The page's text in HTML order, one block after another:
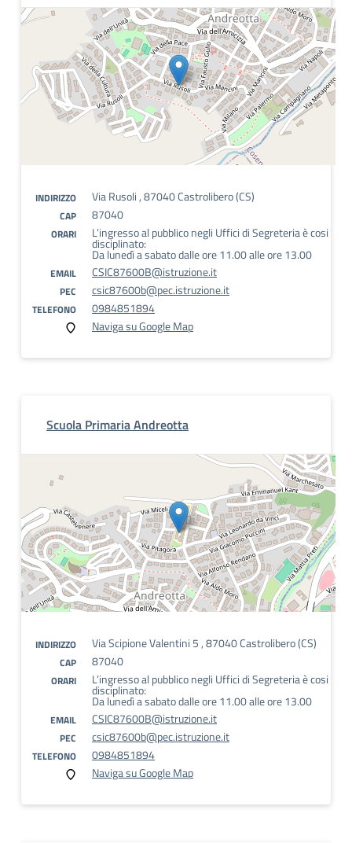
INDIRIZZO Via Rusoli , 87040 Castrolibero (CS)
CAP 87040
ORARI L’ingresso al pubblico negli Uffici di Segreteria è cosi
disciplinato:
Da lunedì a sabato dalle ore 11.00 alle ore 13.00
EMAIL CSIC87600B@istruzione.it
PEC csic87600b@pec.istruzione.it
TELEFONO
0984851894
Naviga su Google Map
Scuola Primaria Andreotta
INDIRIZZO Via Scipione Valentini 5 , 87040 Castrolibero (CS)
CAP 87040
ORARI L’ingresso al pubblico negli Uffici di Segreteria è cosi
disciplinato:
Da lunedì a sabato dalle ore 11.00 alle ore 13.00
EMAIL CSIC87600B@istruzione.it
PEC csic87600b@pec.istruzione.it
TELEFONO
0984851894
Naviga su Google Map